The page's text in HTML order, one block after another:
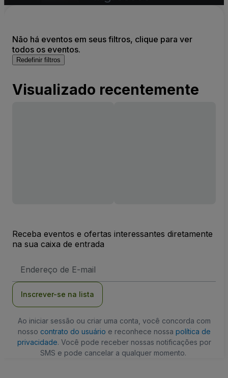
Não há eventos em seus filtros, clique para ver
todos os eventos.
Redefinir filtros
Visualizado recentemente
Receba eventos e ofertas interessantes diretamente
na sua caixa de entrada
de
Inscrever-se na lista
Ao iniciar sessão ou criar uma conta, você concorda com
nosso contrato do usuário e reconhece nossa política de
privacidade. Você pode receber nossas notificações por
SMS e pode cancelar a qualquer momento.